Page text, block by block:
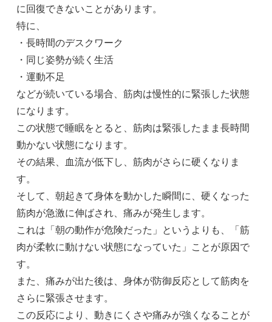
に回復できないことがあります。
特に、
・長時間のデスクワーク
・同じ姿勢が続く生活
・運動不足
などが続いている場合、筋肉は慢性的に緊張した状態
になります。
この状態で睡眠をとると、筋肉は緊張したまま長時間
動かない状態になります。
その結果、血流が低下し、筋肉がさらに硬くなりま
す。
そして、朝起きて身体を動かした瞬間に、硬くなった
筋肉が急激に伸ばされ、痛みが発生します。
これは「朝の動作が危険だった」というよりも、「筋
肉が柔軟に動けない状態になっていた」ことが原因で
す。
また、痛みが出た後は、身体が防御反応として筋肉を
さらに緊張させます。
この反応により、動きにくさや痛みが強くなることが